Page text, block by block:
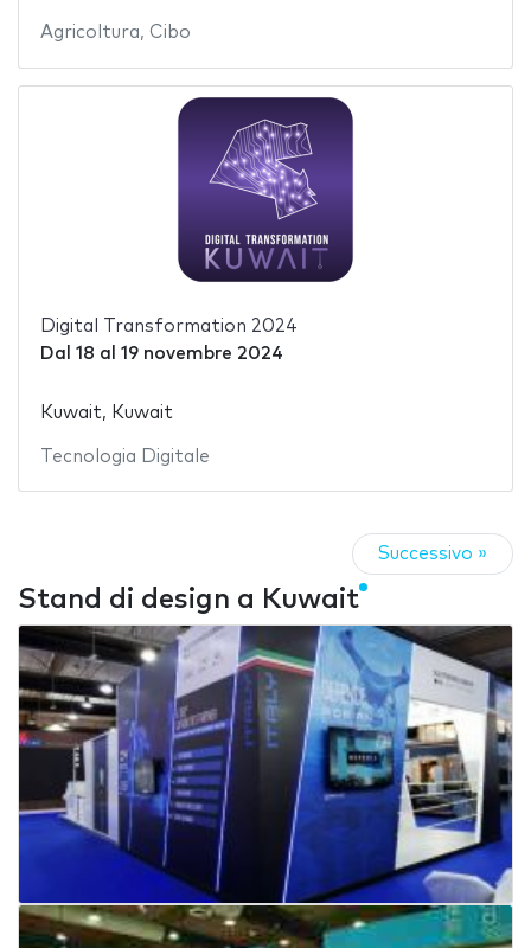
Agricoltura, Cibo
Digital Transformation 2024
Dal 18 al 19 novembre 2024
Kuwait, Kuwait
Tecnologia Digitale
Successivo »
Stand di design a Kuwait